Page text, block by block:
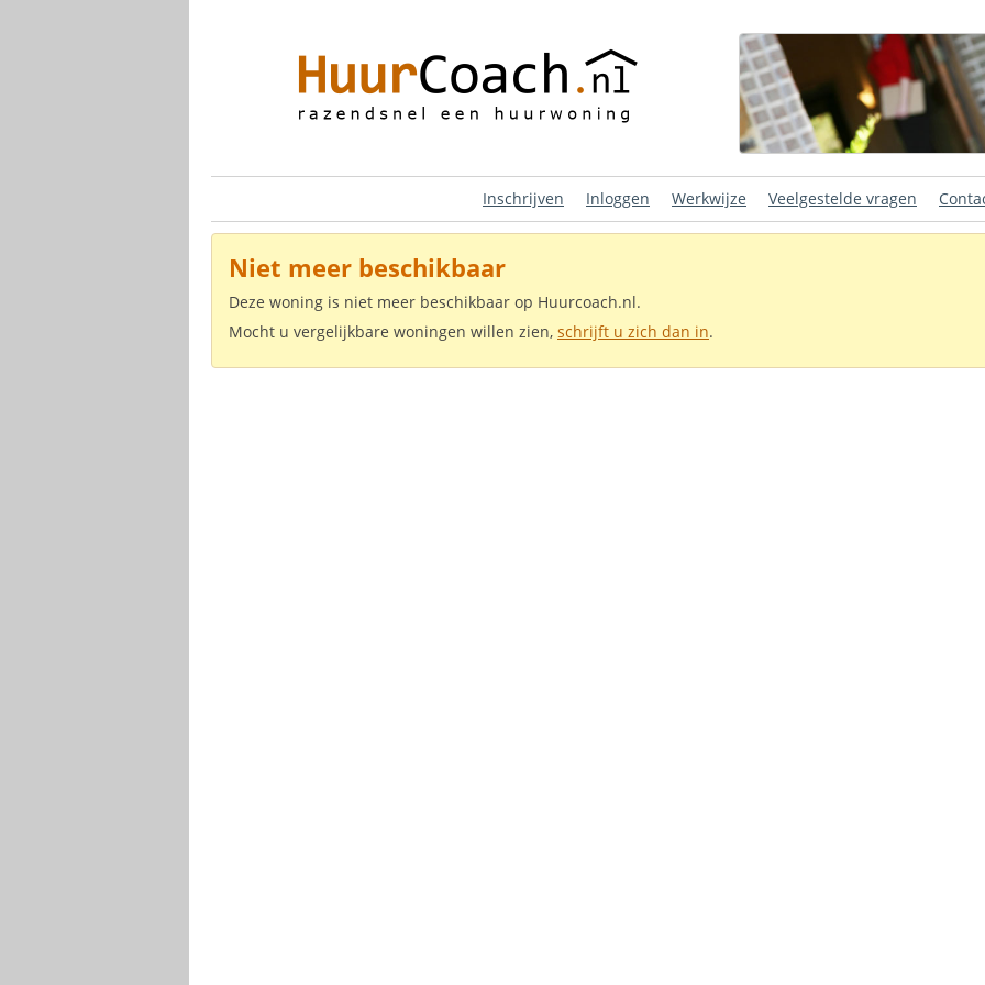
Inschrijven Inloggen Werkwijze Veelgestelde vragen
Niet meer beschikbaar
Deze woning is niet meer beschikbaar op Huurcoach.nl.
Mocht u vergelijkbare woningen willen zien, schrijft u zich dan in.